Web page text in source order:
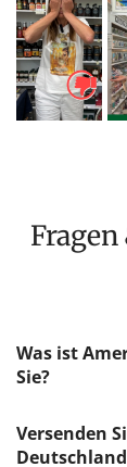
Fragen & Antworten zu American
Was ist
Sie?
Versenden